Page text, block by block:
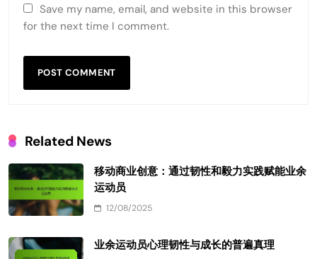
Save my name, email, and website in this browser
for the next time I comment.
Related News
移动商业创意：通过韧性和毅力实践赋能业余
运动员
12/08/2025
业余运动员心理韧性与成长的普遍真理